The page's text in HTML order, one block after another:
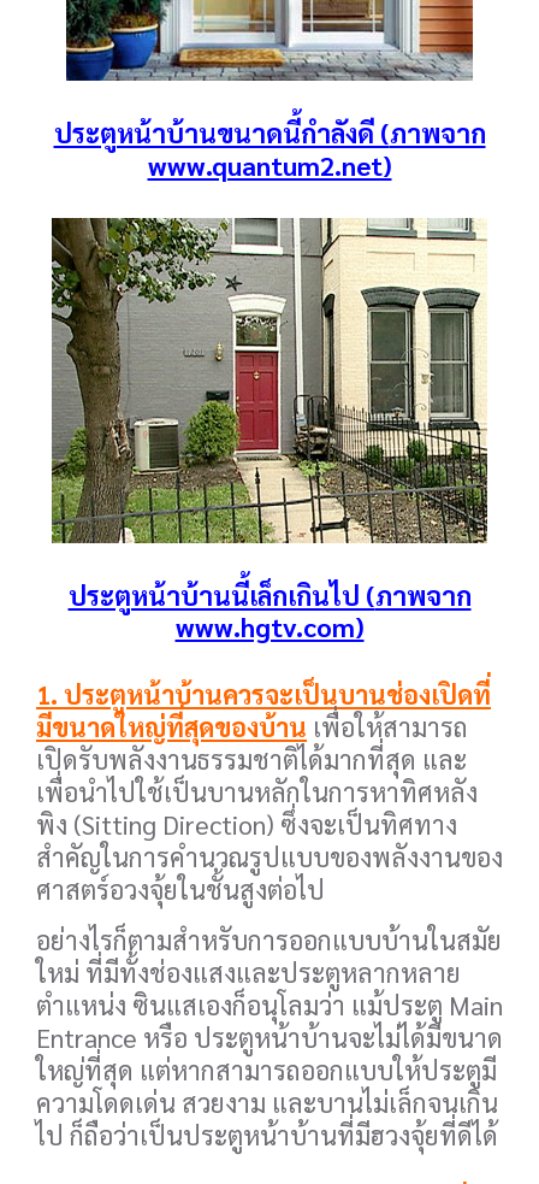
ประตูหน้าบ้านขนาดนี้กำลังดี (ภาพจาก
www.quantum2.net)
ประตูหน้าบ้านนี้เล็กเกินไป (ภาพจาก
www.hgtv.com)
1. ประตูหน้าบ้านควรจะเป็นบานช่องเปิดที่
มีขนาดใหญ่ที่สุดของบ้าน เพื่อให้สามารถ
เปิดรับพลังงานธรรมชาติได้มากที่สุด และ
เพื่อนำไปใช้เป็นบานหลักในการหาทิศหลัง
พิง (Sitting Direction) ซึ่งจะเป็นทิศทาง
สำคัญในการคำนวณรูปแบบของพลังงานของ
ศาสตร์อวงจุ้ยในชั้นสูงต่อไป
อย่างไรก็ตามสำหรับการออกแบบบ้านในสมัย
ใหม่ ที่มีทั้งช่องแสงและประตูหลากหลาย
ตำแหน่ง ซินแสเองก็อนุโลมว่า แม้ประตู Main
Entrance หรือ ประตูหน้าบ้านจะไม่ได้มีขนาด
ใหญ่ที่สุด แต่หากสามารถออกแบบให้ประตูมี
ความโดดเด่น สวยงาม และบานไม่เล็กจนเกิน
ไป ก็ถือว่าเป็นประตูหน้าบ้านที่มีฮวงจุ้ยที่ดีได้